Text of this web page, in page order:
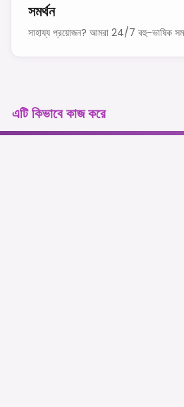
সমর্থন
সাহায্য প্রয়োজন? আমরা 24/7 বহু-ভাষিক
এটি কিভাবে কাজ করে